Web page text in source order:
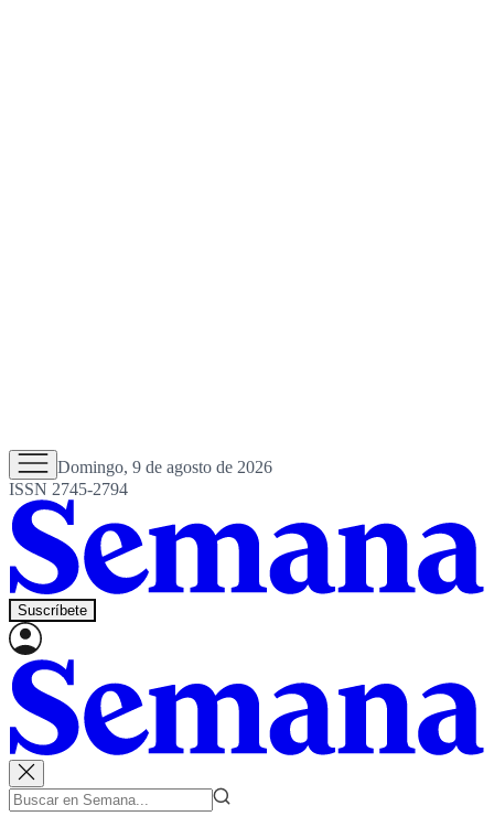
Domingo, 9 de agosto de 2026
ISSN 2745-2794
Suscríbete